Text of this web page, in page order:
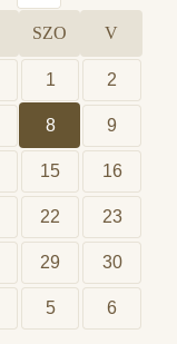
SZO V
1 2
8 9
15 16
22 23
29 30
5 6